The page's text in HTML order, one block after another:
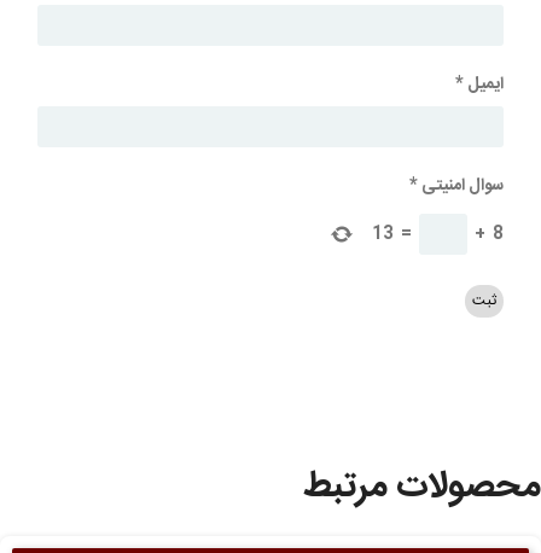
ایمیل*
سوال امنیتی*
8
+
=
13
محصولات مرتبط